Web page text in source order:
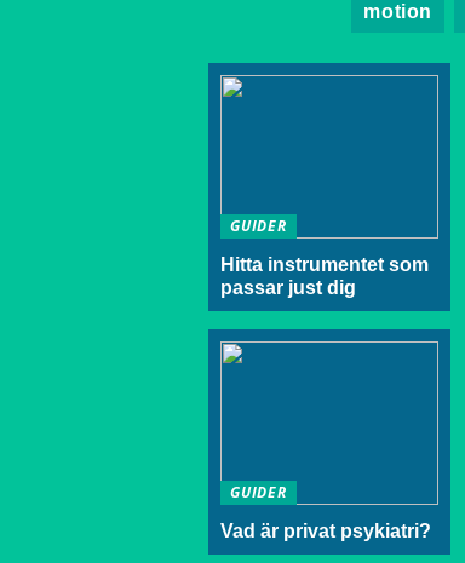
motion
GUIDER
Hitta instrumentet som
passar just dig
GUIDER
Vad är privat psykiatri?